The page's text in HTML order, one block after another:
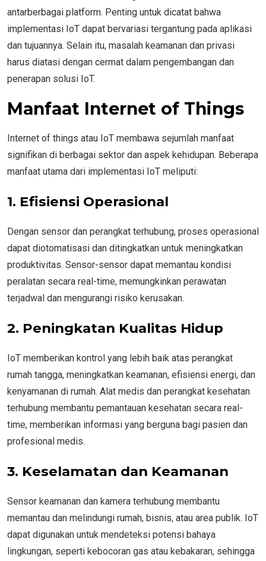
antarberbagai platform. Penting untuk dicatat bahwa
implementasi IoT dapat bervariasi tergantung pada aplikasi
dan tujuannya. Selain itu, masalah keamanan dan privasi
harus diatasi dengan cermat dalam pengembangan dan
penerapan solusi IoT.
Manfaat Internet of Things
Internet of things atau IoT membawa sejumlah manfaat
signifikan di berbagai sektor dan aspek kehidupan. Beberapa
manfaat utama dari implementasi IoT meliputi:
1. Efisiensi Operasional
Dengan sensor dan perangkat terhubung, proses operasional
dapat diotomatisasi dan ditingkatkan untuk meningkatkan
produktivitas. Sensor-sensor dapat memantau kondisi
peralatan secara real-time, memungkinkan perawatan
terjadwal dan mengurangi risiko kerusakan.
2. Peningkatan Kualitas Hidup
IoT memberikan kontrol yang lebih baik atas perangkat
rumah tangga, meningkatkan keamanan, efisiensi energi, dan
kenyamanan di rumah. Alat medis dan perangkat kesehatan
terhubung membantu pemantauan kesehatan secara real-
time, memberikan informasi yang berguna bagi pasien dan
profesional medis.
3. Keselamatan dan Keamanan
Sensor keamanan dan kamera terhubung membantu
memantau dan melindungi rumah, bisnis, atau area publik. IoT
dapat digunakan untuk mendeteksi potensi bahaya
lingkungan, seperti kebocoran gas atau kebakaran, sehingga